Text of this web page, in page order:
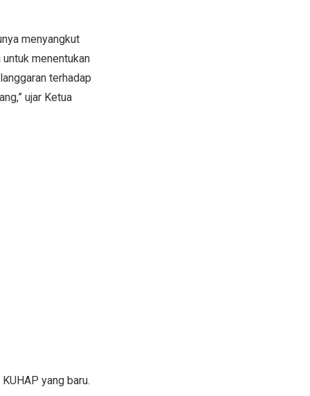
menyangkut
menentukan
terhadap
ujar Ketua
yang baru.